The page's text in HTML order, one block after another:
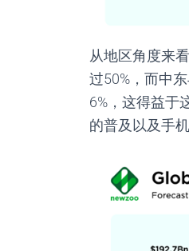
从地区角度来
过50% ，而中
6% ，这得益
的普及以及手